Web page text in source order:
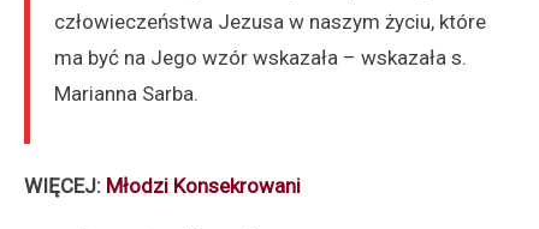
człowieczeństwa Jezusa w naszym życiu, które
ma być na Jego wzór wskazała – wskazała s.
Marianna Sarba.
WIĘCEJ: Młodzi Konsekrowani